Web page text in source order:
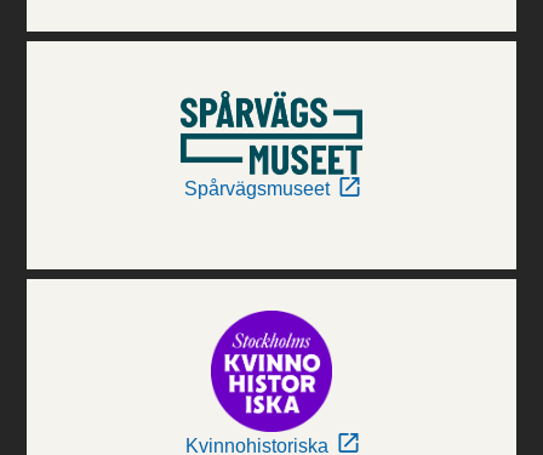
Spårvägsmuseet
Kvinnohistoriska